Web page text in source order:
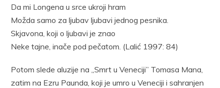
Da mi Longena u srce ukroji hram
Možda samo za ljubav ljubavi jednog pesnika.
Skjavona, koji o ljubavi je znao
Neke tajne, inače pod pečatom. (Lalić 1997: 84)
Potom slede aluzije na „Smrt u Veneciji” Tomasa Mana,
zatim na Ezru Paunda, koji je umro u Veneciji i sahranjen